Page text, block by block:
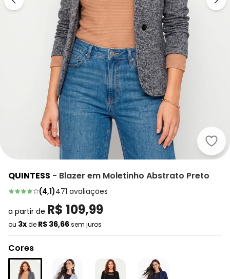
QUINTESS - Blazer em Moletinho Abstrato Preto
(4,1)471 avaliações
a partir de R$ 109,99
ou 3xde R$ 36,66sem juros
Cores